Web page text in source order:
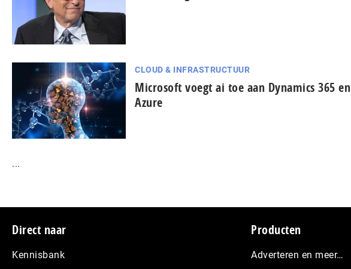
CLOUD & INFRASTRUCTUUR
Microsoft voegt ai toe aan Dynamics 365 en
Azure
...
Footer
Direct naar
Kennisbank
Producten
Adverteren en meer…